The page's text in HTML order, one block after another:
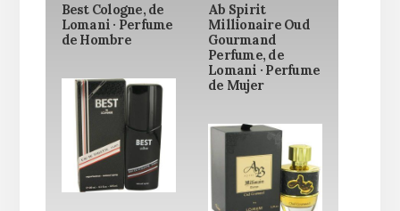
Best Cologne, de
Lomani · Perfume
de Hombre
Ab Spirit
Millionaire Oud
Gourmand
Perfume, de
Lomani · Perfume
de Mujer